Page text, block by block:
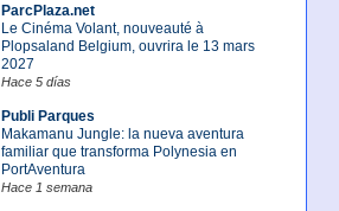
ParcPlaza.net
Le Cinéma Volant, nouveauté à
Plopsaland Belgium, ouvrira le 13 mars
2027
Hace 5 días
Publi Parques
Makamanu Jungle: la nueva aventura
familiar que transforma Polynesia en
PortAventura
Hace 1 semana